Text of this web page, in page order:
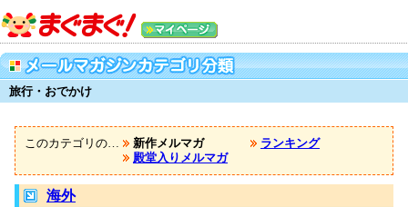
旅行・おでかけ
このカテゴリの… 新作メルマガ
ランキング
殿堂入りメルマガ
海外